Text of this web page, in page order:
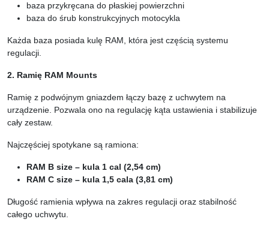
baza przykręcana do płaskiej powierzchni
baza do śrub konstrukcyjnych motocykla
Każda baza posiada kulę RAM, która jest częścią systemu
regulacji.
2. Ramię RAM Mounts
Ramię z podwójnym gniazdem łączy bazę z uchwytem na
urządzenie. Pozwala ono na regulację kąta ustawienia i stabilizuje
cały zestaw.
Najczęściej spotykane są ramiona:
RAM B size – kula 1 cal (2,54 cm)
RAM C size – kula 1,5 cala (3,81 cm)
Długość ramienia wpływa na zakres regulacji oraz stabilność
całego uchwytu.